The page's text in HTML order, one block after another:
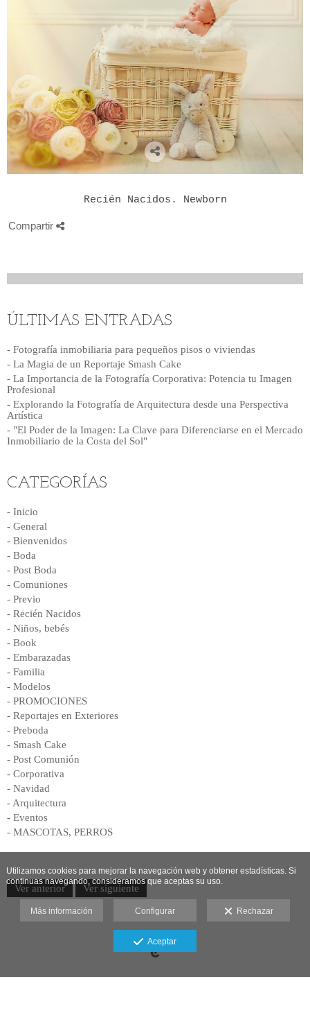
Recién Nacidos. Newborn
Compartir
ÚLTIMAS ENTRADAS
- Fotografía inmobiliaria para pequeños pisos o viviendas
- La Magia de un Reportaje Smash Cake
- La Importancia de la Fotografía Corporativa: Potencia tu Imagen
Profesional
- Explorando la Fotografía de Arquitectura desde una Perspectiva
Artística
- "El Poder de la Imagen: La Clave para Diferenciarse en el Mercado
Inmobiliario de la Costa del Sol"
CATEGORÍAS
- Inicio
- General
- Bienvenidos
- Boda
- Post Boda
- Comuniones
- Previo
- Recién Nacidos
- Niños, bebés
- Book
- Embarazadas
- Familia
- Modelos
- PROMOCIONES
- Reportajes en Exteriores
- Preboda
- Smash Cake
- Post Comunión
- Corporativa
- Navidad
- Arquitectura
- Eventos
- MASCOTAS, PERROS
Ver anterior Ver siguiente
Utilizamos cookies para mejorar la navegación web y obtener estadísticas. Si
continuas navegando, consideramos que aceptas su uso.
Más información Configurar Rechazar
Aceptar